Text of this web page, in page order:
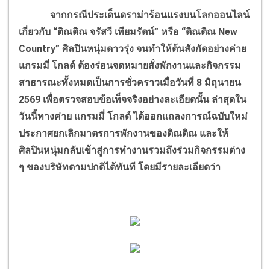
จากกรณีประเด็นดราม่าร้อนแรงบนโลกออนไลน์
เกี่ยวกับ “ติณติณ จรัสวี เทียมรัตน์” หรือ “ติณติณ New
Country” ศิลปินหนุ่มดาวรุ่ง จนทำให้ต้นสังกัดอย่างค่าย
แกรมมี่ โกลด์ ต้องร่อนจดหมายสั่งพักงานและกิจกรรม
สาธารณะทั้งหมดเป็นการชั่วคราวเมื่อวันที่ 8 มิถุนายน
2569 เพื่อตรวจสอบข้อเท็จจริงอย่างละเอียดนั้น ล่าสุดใน
วันนี้ทางค่าย แกรมมี่ โกลด์ ได้ออกแถลงการณ์ฉบับใหม่
ประกาศยกเลิกมาตรการพักงานของติณติณ และให้
ศิลปินหนุ่มกลับเข้าสู่การทำงานรวมถึงร่วมกิจกรรมต่าง
ๆ ของบริษัทตามปกติได้ทันที โดยมีรายละเอียดว่า